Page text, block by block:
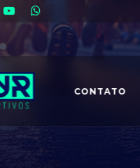
CONTATO